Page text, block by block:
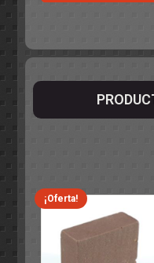
¡Oferta!